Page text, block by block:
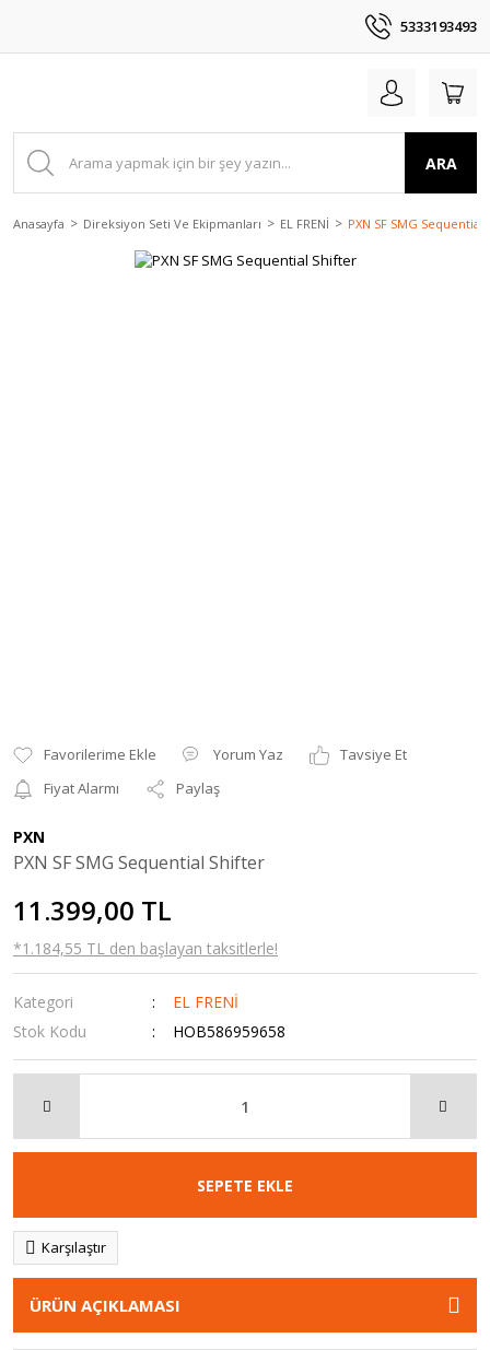
5333193493
ARA
Anasayfa Direksiyon Seti Ve Ekipmanları EL FRENİ PXN SF SMG
Yorum Yaz
Tavsiye Et
Fiyat Alarmı
Paylaş
PXN
PXN SF SMG Sequential Shifter
11.399,00 TL
*1.184,55 TL den başlayan taksitlerle!
Kategori
EL FRENİ
Stok Kodu
HOB586959658
SEPETE EKLE
Karşılaştır
ÜRÜN AÇIKLAMASI